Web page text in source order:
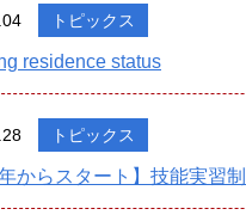
トピックス
residence status
トピックス
年からスタート】技能実習